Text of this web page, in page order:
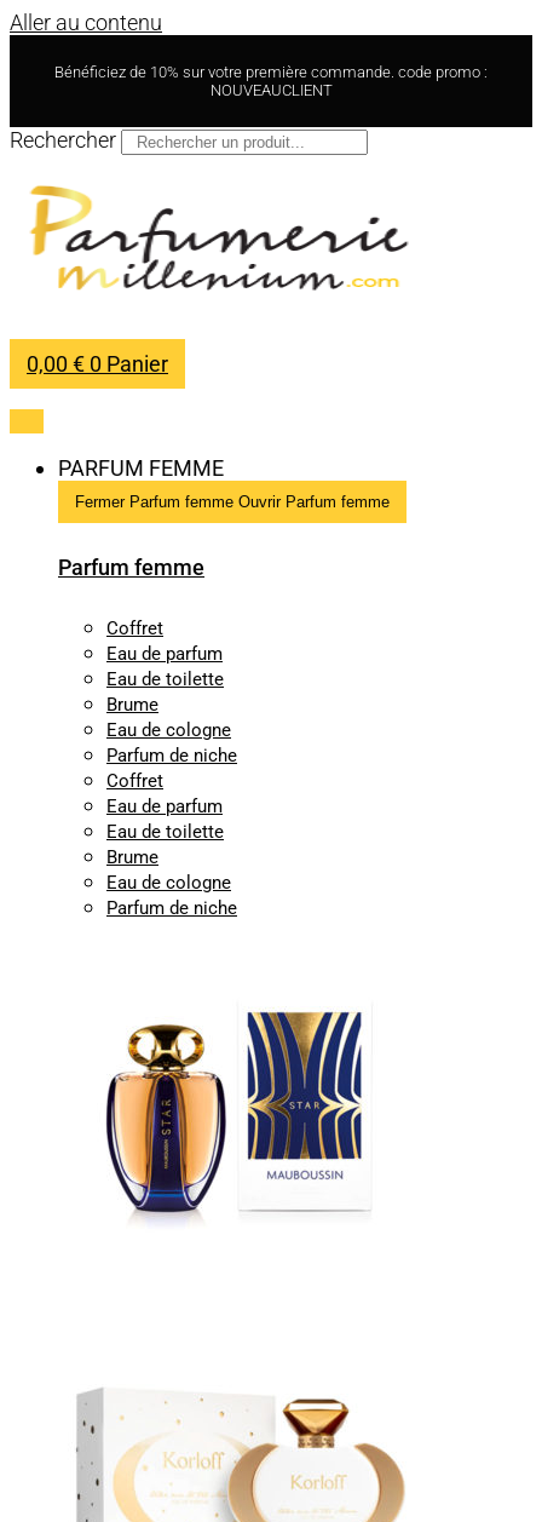
Aller au contenu
Bénéficiez de 10% sur votre première commande. code promo :
NOUVEAUCLIENT
Rechercher
0,00€ 0 Panier
PARFUM FEMME
Fermer Parfum femme Ouvrir Parfum femme
Parfum femme
Coffret
Eau de parfum
Eau de toilette
Brume
Eau de cologne
Parfum de niche
Coffret
Eau de parfum
Eau de toilette
Brume
Eau de cologne
Parfum de niche